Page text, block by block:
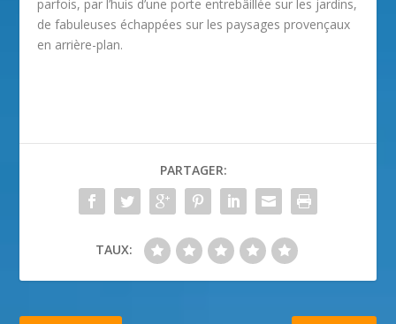
parfois, par l’huis d’une porte entrebâillée sur les jardins,
de fabuleuses échappées sur les paysages provençaux
en arrière-plan.
PARTAGER:
TAUX: